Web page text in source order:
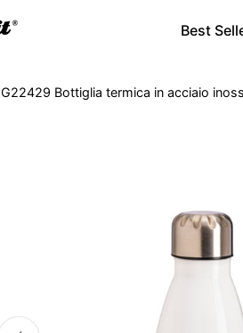
Best
G22429 Bottiglia termica in acciaio